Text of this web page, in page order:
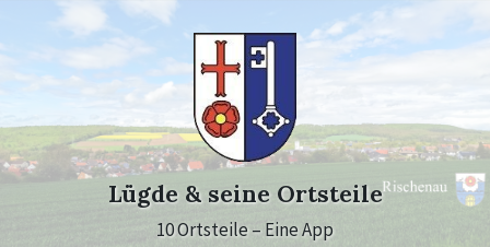
content
main
navigation
footer
Lügde & seine Ortsteile
10 Ortsteile – Eine App